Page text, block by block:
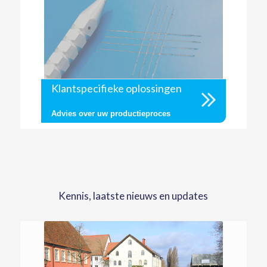
Klantspecifieke oplossingen
Advies over uw productieproces
Kennis, laatste nieuws en updates